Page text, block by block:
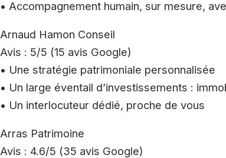
• Accompagnement humain, sur mesure,
Arnaud Hamon Conseil
Avis : 5/5 (15 avis Google)
• Une stratégie patrimoniale personnalisée
• Un large éventail d’investissements :
• Un interlocuteur dédié, proche de vous
Arras Patrimoine
Avis : 4.6/5 (35 avis Google)